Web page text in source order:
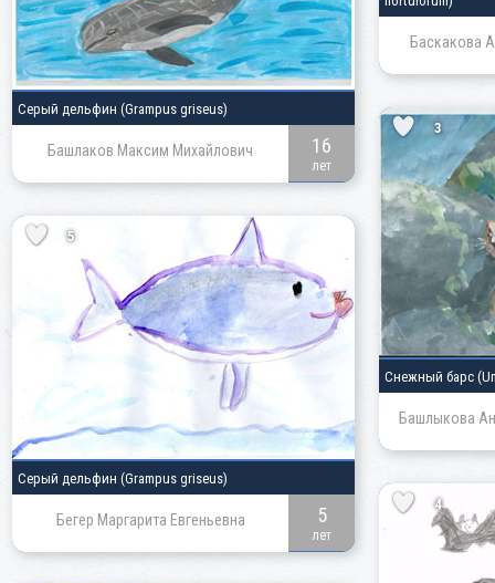
Баскакова
Серый дельфин (Grampus griseus)
Башлаков Максим Михайлович 16
лет
3
Снежный барс
Башлыкова
5
Серый дельфин (Grampus griseus)
Бегер Маргарита Евгеньевна 5
лет
4